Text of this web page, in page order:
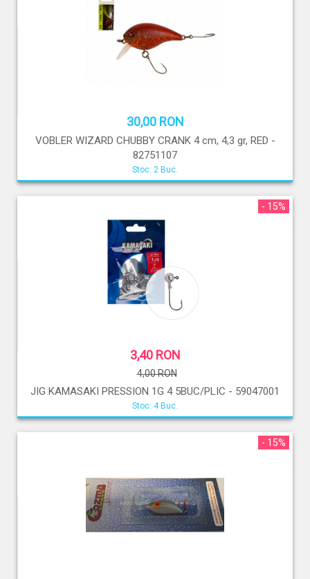
30,00 RON
VOBLER WIZARD CHUBBY CRANK 4 cm, 4,3 gr, RED -
82751107
Stoc: 2 Buc.
- 15%
3,40 RON
4,00 RON
JIG KAMASAKI PRESSION 1G 4 5BUC/PLIC - 59047001
Stoc: 4 Buc.
- 15%